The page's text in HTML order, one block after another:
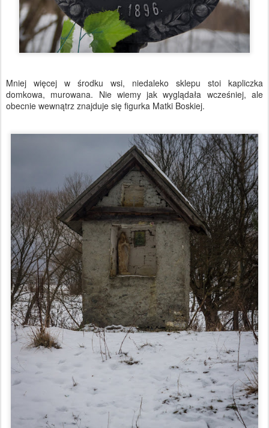
Mniej więcej w środku wsi, niedaleko sklepu stoi kapliczka
domkowa, murowana. Nie wiemy jak wyglądała wcześniej, ale
obecnie wewnątrz znajduje się figurka Matki Boskiej.